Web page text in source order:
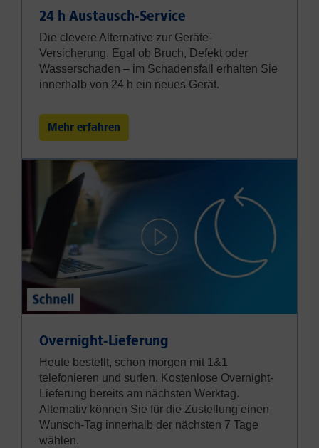
24 h Austausch-Service
Die clevere Alternative zur Geräte-
Versicherung. Egal ob Bruch, Defekt oder
Wasserschaden – im Schadensfall erhalten Sie
innerhalb von 24 h ein neues Gerät.
Mehr erfahren
Overnight-Lieferung
Heute bestellt, schon morgen mit 1&1
telefonieren und surfen. Kostenlose Overnight-
Lieferung bereits am nächsten Werktag.
Alternativ können Sie für die Zustellung einen
Wunsch-Tag innerhalb der nächsten 7 Tage
wählen.